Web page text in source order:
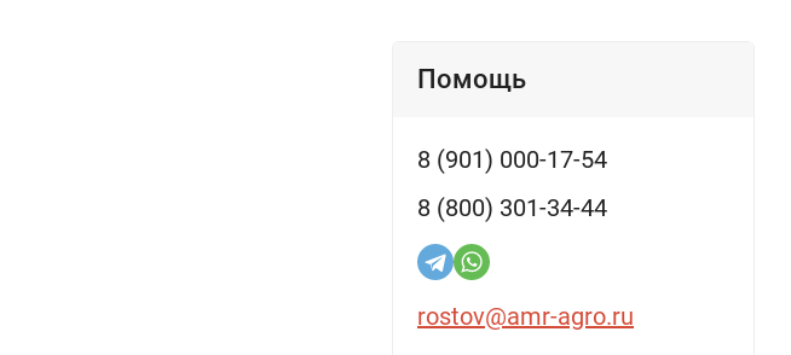
Помощь
8 (901) 000-17-54
8 (800) 301-34-44
rostov@amr-agro.ru